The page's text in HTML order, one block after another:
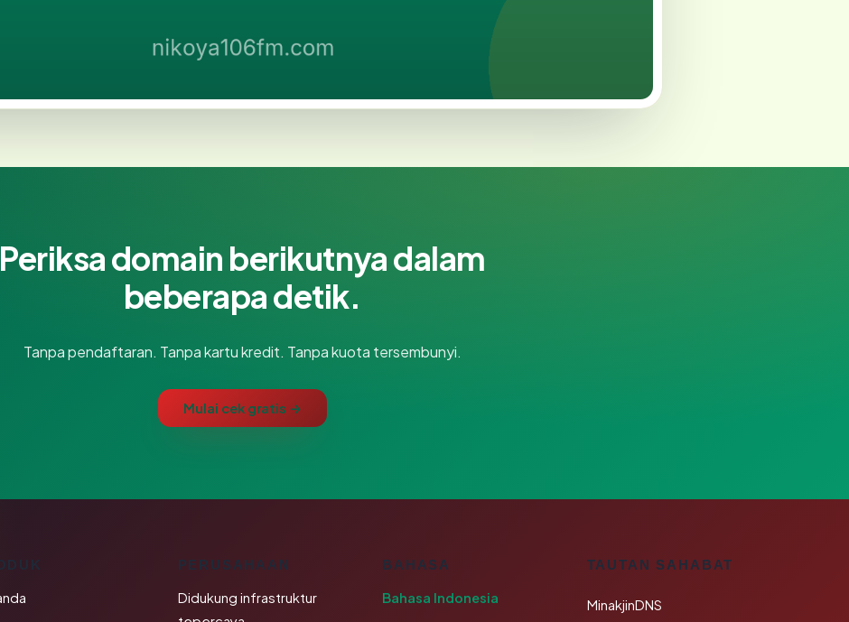
Periksa domain berikutnya dalam
beberapa detik.
Tanpa pendaftaran. Tanpa kartu kredit. Tanpa kuota tersembunyi.
Mulai cek gratis →
PERUSAHAAN
Didukung infrastruktur
BAHASA
Bahasa Indonesia
TAUTAN SAHABAT
MinakjinDNS